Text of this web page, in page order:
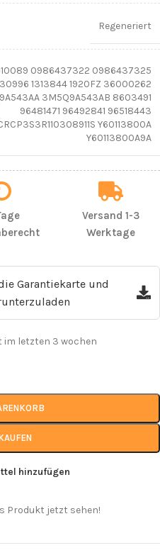
Regeneriert
0986437322 0986437325
1313844 1920FZ 36000262
3M5Q9A543AB 8603491
96481471 96492841 96518443
Y60113800A
Y60113800A9A
Versand 1-3
Werktage
Garantiekarte und
im letzten 3 wochen
hinzufügen
Produkt jetzt sehen!